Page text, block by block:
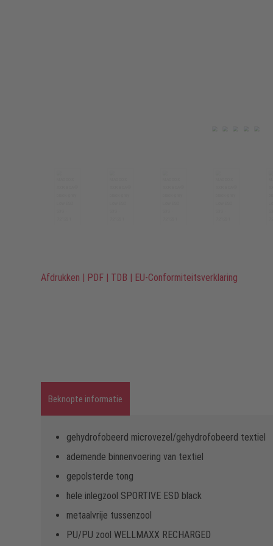
Afdrukken | PDF | TDB | EU-Conformiteitsverklaring
Beknopte informatie
gehydrofobeerd microvezel/gehydrofobeerd textiel
ademende binnenvoering van textiel
gepolsterde tong
hele inlegzool SPORTIVE ESD black
metaalvrije tussenzool
PU/PU zool WELLMAXX RECHARGED